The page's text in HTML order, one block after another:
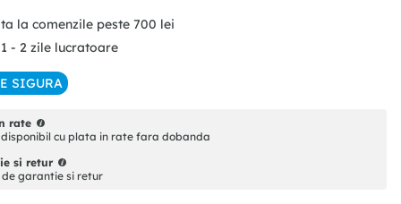
la comenzile peste 700 lei
- 2 zile lucratoare
SIGURA
rate
cu plata in rate fara dobanda
si retur
garantie si retur